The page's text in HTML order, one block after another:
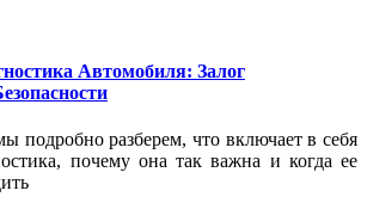
Автомобиля: Залог
подробно разберем, что включает в себя
почему она так важна и когда ее